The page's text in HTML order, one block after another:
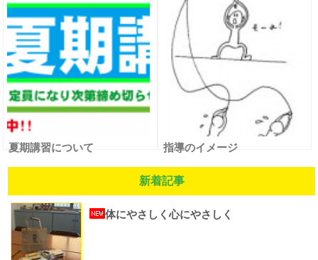
夏期講習について 指導のイメージ
新着記事
体にやさしく心にやさしく